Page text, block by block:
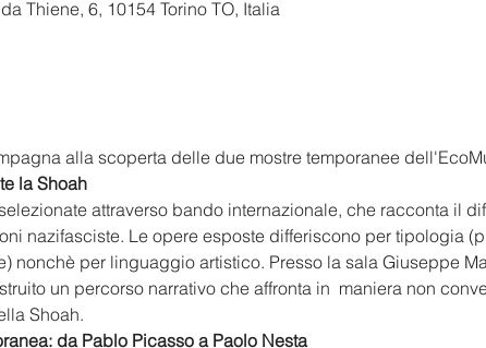
Thiene, 6, 10154 Torino TO, Italia
alla scoperta delle due mostre temporanee
la Shoah
attraverso bando internazionale, che racconta il
nazifasciste. Le opere esposte differiscono per tipologia
nonchè per linguaggio artistico. Presso la sala Giuseppe
un percorso narrativo che affronta in  maniera non
Shoah.
da Pablo Picasso a Paolo Nesta